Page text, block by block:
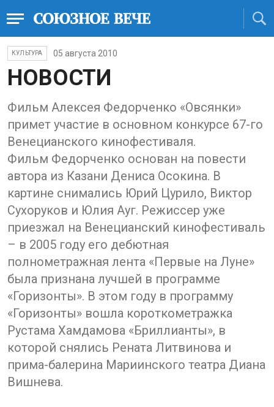
КУЛЬТУРА 05 августа 2010
НОВОСТИ
Фильм Алексея Федорченко «Овсянки»
примет участие в основном конкурсе 67-го
Венецианского кинофестиваля.
Фильм Федорченко основан на повести
автора из Казани Дениса Осокина. В
картине снимались Юрий Цурило, Виктор
Сухоруков и Юлия Ауг. Режиссер уже
приезжал на Венецианский кинофестиваль
– в 2005 году его дебютная
полнометражная лента «Первые на Луне»
была признана лучшей в программе
«Горизонты». В этом году в программу
«Горизонты» вошла короткометражка
Рустама Хамдамова «Бриллианты», в
которой снялись Рената Литвинова и
прима-балерина Мариинского театра Диана
Вишнева.